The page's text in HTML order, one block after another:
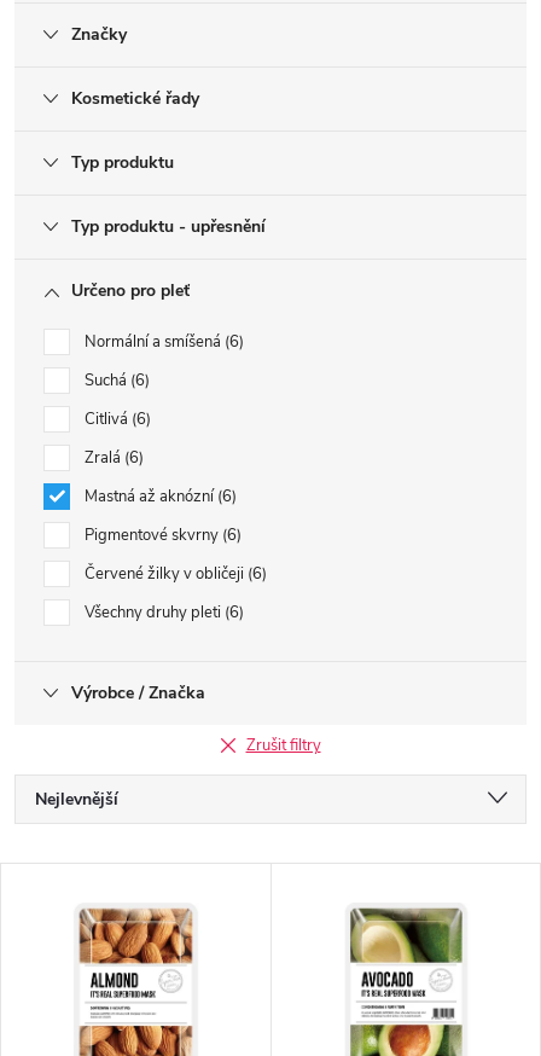
Značky
Kosmetické řady
Typ produktu
Typ produktu - upřesnění
Určeno pro pleť
Normální a smíšená 6
Suchá 6
Citlivá 6
Zralá 6
Mastná až aknózní 6
Pigmentové skvrny 6
Červené žilky v obličeji 6
Všechny druhy pleti 6
Výrobce / Značka
Zrušit filtry
Ř
a
Nejlevnější
Abecedně